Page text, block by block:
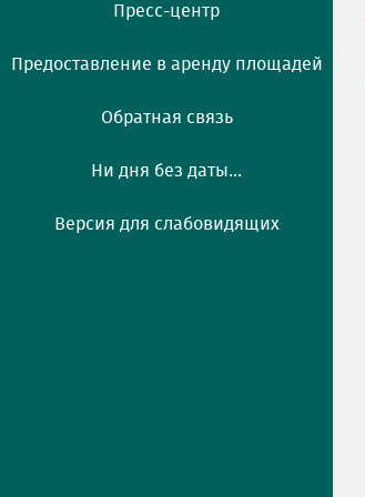
Пресс-центр
Предоставление в аренду площадей
Обратная связь
Ни дня без даты...
Версия для слабовидящих